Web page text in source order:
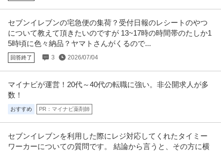
セブンイレブンの宅急便の集荷？受付日報のレシートのやつ
について教えて頂きたいのですが 13~17時の時間帯のたしか1
5時頃に色々納品？ヤマトさんがくるので...
回答終了 3 2026/07/04
マイナビが運営！20代～40代の転職に強い。非公開求人が多
数！
おすすめ PR：マイナビ薬剤師
セブンイレブンを利用した際にレジ対応してくれたタイミー
ワーカーについての質問です。 結論から言うと、その方に横